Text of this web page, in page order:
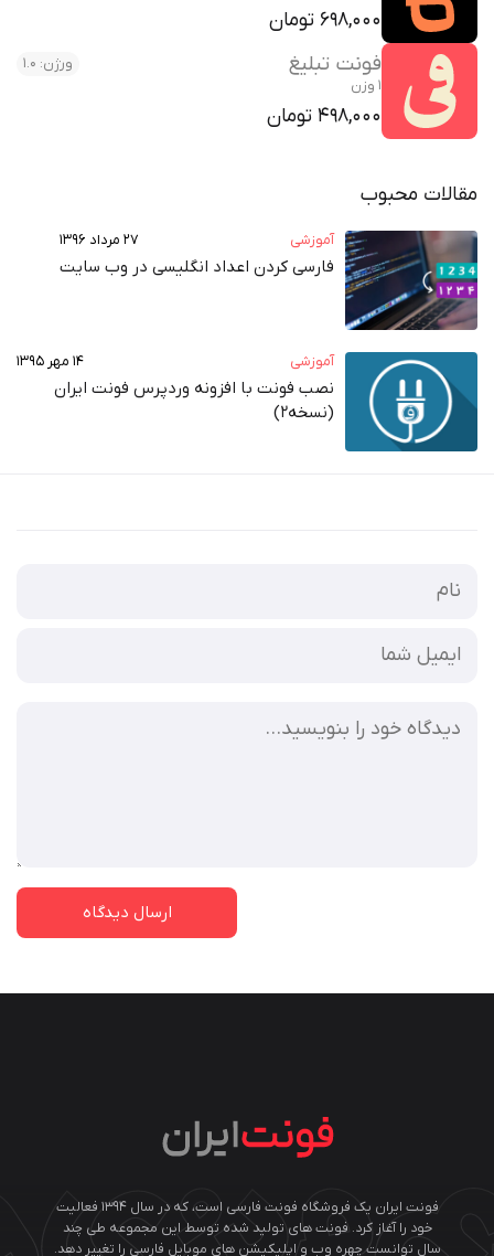
698,000 تومان
فونت تبلیغ
ورژن: 1.0
1 وزن
498,000 تومان
مقالات محبوب
آموزشی ۲۷ مرداد ۱۳۹۶
فارسی کردن اعداد انگلیسی در وب‌ سایت
آموزشی ۱۴ مهر ۱۳۹۵
نصب فونت با افزونه وردپرس فونت ایران
(نسخه2)
فونت ایران یک فروشگاه فونت فارسی است، که در سال ۱۳۹۴ فعالیت
خود را آغاز کرد. فونت های تولید شده توسط این مجموعه طی چند
سال توانست چهره وب و اپلیکیشن های موبایل فارسی را تغییر دهد.